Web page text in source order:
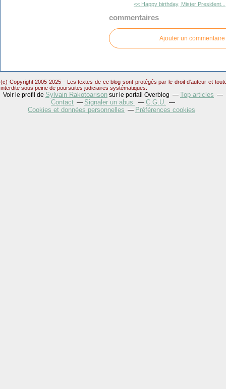
<< Happy birthday, Mister President...
commentaires
Ajouter un commentaire
(c) Copyright 2005-2025 - Les textes de ce blog sont protégés par le droit d'auteur et
interdite sous peine de poursuites judiciaires systématiques.
Voir le profil de Sylvain Rakotoarison sur le portail Overblog
Top articles
Contact
Signaler un abus
C.G.U.
Cookies et données personnelles
Préférences cookies